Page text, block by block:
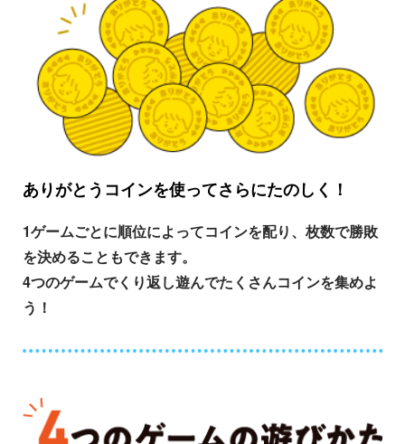
ありがとうコインを使ってさらにたのしく！
1ゲームごとに順位によってコインを配り、枚数で勝敗
を決めることもできます。
4つのゲームでくり返し遊んでたくさんコインを集めよ
う！